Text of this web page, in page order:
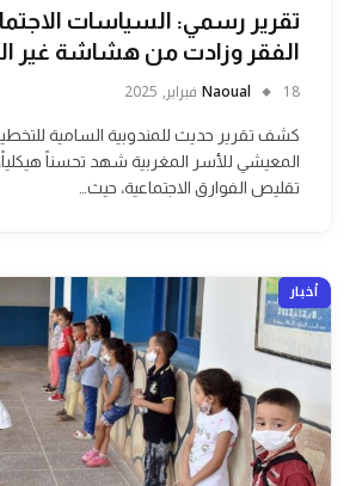
تقرير رسمي: السياسات
الفقر وزادت من هشاشة غير
Naoual 18 فبراير, 2025
كشف تقرير حديث للمندوبية السامية
المعيشي للأسر المغربية شهد تحسناً
تقليص الفوارق الاجتماعية، حيث…
أخبار